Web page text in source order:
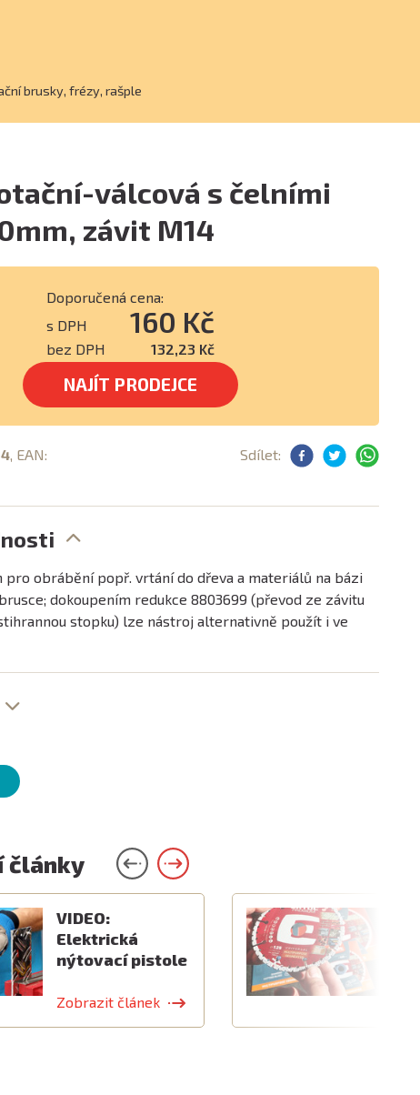
brusky, frézy, rašple
válcová s čelními
závit M14
Doporučená cena:
s DPH
160 Kč
bez DPH 132,23 Kč
NAJÍT PRODEJCE
, EAN:
Sdílet:
pro obrábění popř. vrtání do dřeva a materiálů na bázi
dokoupením redukce 8803699 (převod ze závitu
stopku) lze nástroj alternativně použít i ve
články
VIDEO:
Elektrická
nýtovací pistole
Zobrazit článek